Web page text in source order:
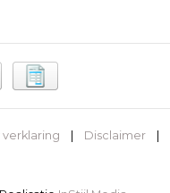
verklaring Disclaimer